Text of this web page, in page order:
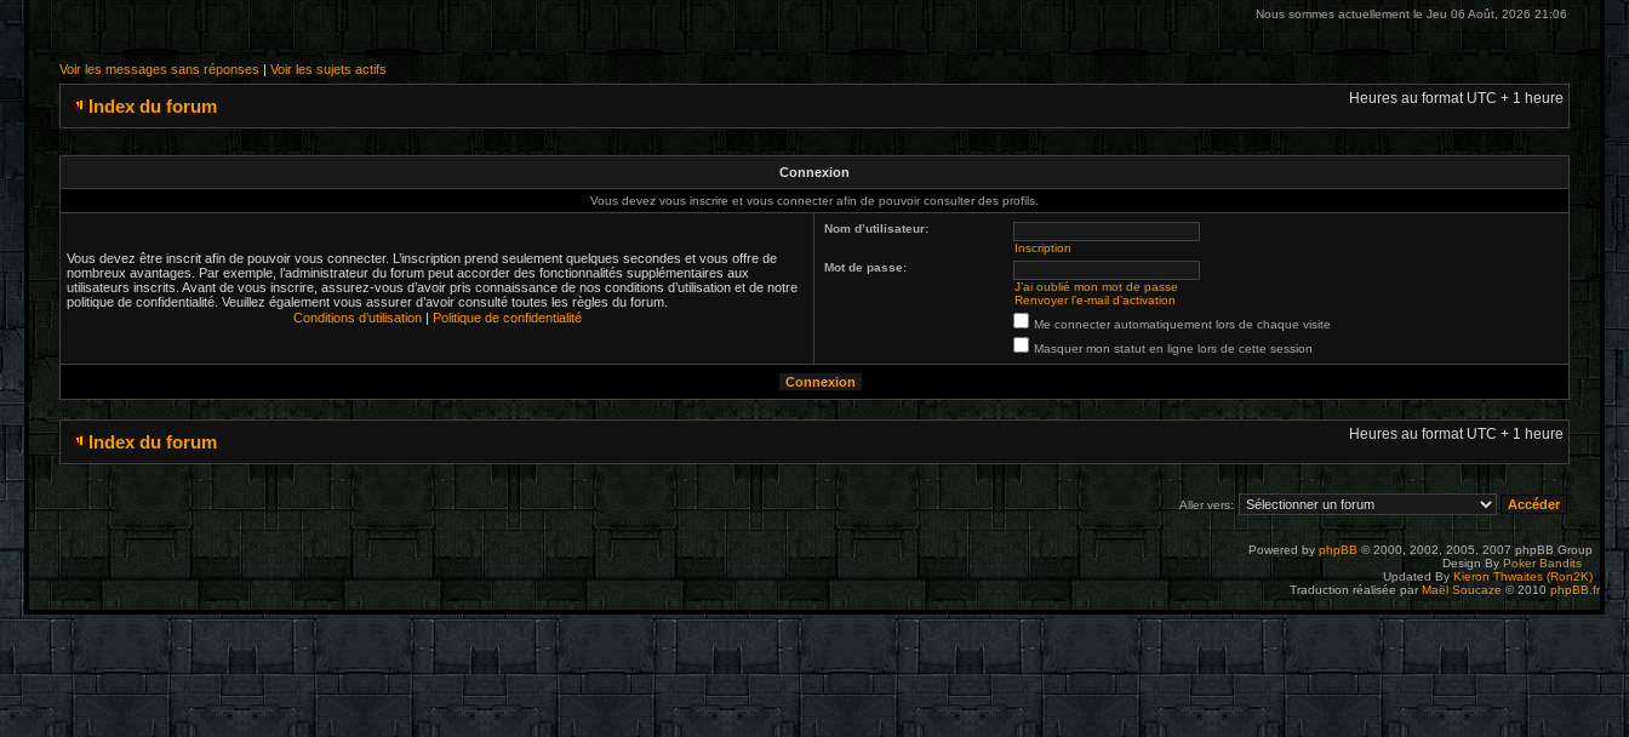
Nous sommes actuellement le Jeu 06 Août, 2026 21:06
Voir les messages sans réponses | Voir les sujets actifs
Index du forum Heures au format UTC + 1 heure
Connexion
Vous devez vous inscrire et vous connecter afin de pouvoir consulter des profils.
Vous devez être inscrit afin de pouvoir vous connecter. L’inscription prend seulement quelques secondes et vous offre de
nombreux avantages. Par exemple, l’administrateur du forum peut accorder des fonctionnalités supplémentaires aux
utilisateurs inscrits. Avant de vous inscrire, assurez-vous d’avoir pris connaissance de nos conditions d’utilisation et de notre
politique de confidentialité. Veuillez également vous assurer d’avoir consulté toutes les règles du forum.
Conditions d’utilisation| Politique de confidentialité
Nom d’utilisateur:
Inscription
Mot de passe:
J’ai oublié mon mot de passe
Renvoyer l’e-mail d’activation
Me connecter automatiquement lors de chaque visite
Masquer mon statut en ligne lors de cette session
Index du forum Heures au format UTC + 1 heure
Aller vers:
Powered by phpBB © 2000, 2002, 2005, 2007 phpBB Group
Design By Poker Bandits
Updated ByKieron Thwaites (Ron2K)
Traduction réalisée parMaël Soucaze © 2010 phpBB.fr